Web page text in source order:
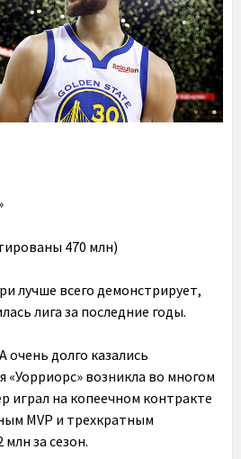
470 млн)
лучше всего демонстрирует,
лига за последние годы.
долго казались
«Уорриорс» возникла во многом
играл на копеечном контракте
MVP и трехкратным
за сезон.